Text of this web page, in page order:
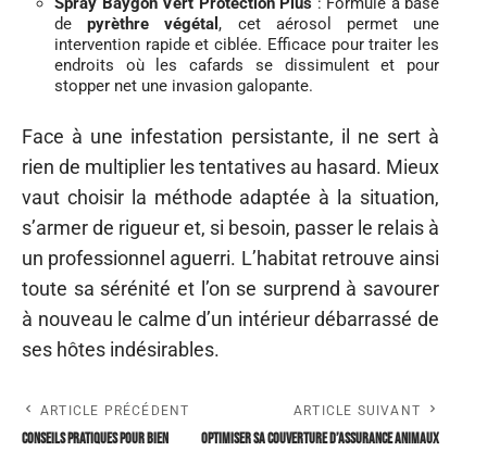
depyrèthre végétal , cet aérosol permet une
intervention rapide et ciblée. Efficace pour traiter les
endroits où les cafards se dissimulent et pour
stopper net une invasion galopante.
Face à une infestation persistante, il ne sert à
rien de multiplier les tentatives au hasard. Mieux
vaut choisir la méthode adaptée à la situation,
s’armer de rigueur et, si besoin, passer le relais à
un professionnel aguerri. L’habitat retrouve ainsi
toute sa sérénité et l’on se surprend à savourer
à nouveau le calme d’un intérieur débarrassé de
ses hôtes indésirables.
ARTICLE PRÉCÉDENT
Conseils pratiques pour bien
ARTICLE SUIVANT
Optimiser sa couverture d’assurance animaux